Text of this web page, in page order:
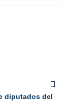
diputados del